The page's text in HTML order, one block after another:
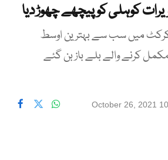
کوہلی کو پیچھے چھوڑ دیا
رضوان ٹی 20 کرکٹ میں سب سے بہترین اوسط
کرنے والے بلے باز بن گئے
October 26, 2021